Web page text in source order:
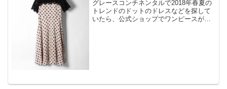
グレースコンチネンタルで2018年春夏の
トレンドのドットのドレスなどを探して
いたら、公式ショップでワンピースがセ